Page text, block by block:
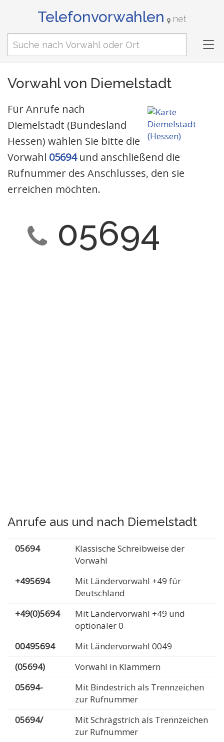
Telefonvorwahlen net
Vorwahl von Diemelstadt
Für Anrufe nach
Diemelstadt (Bundesland
Hessen) wählen Sie bitte die
Vorwahl 05694und anschließend die
Rufnummer des Anschlusses, den sie
erreichen möchten.
05694
Anrufe aus und nach Diemelstadt
05694
Klassische Schreibweise der
Vorwahl
+495694
Mit Ländervorwahl +49 für
Deutschland
+49(0)5694
Mit Ländervorwahl +49 und
optionaler 0
00495694
Mit Ländervorwahl 0049
(05694)
Vorwahl in Klammern
05694-
Mit Bindestrich als Trennzeichen
zur Rufnummer
05694/
Mit Schrägstrich als Trennzeichen
zur Rufnummer